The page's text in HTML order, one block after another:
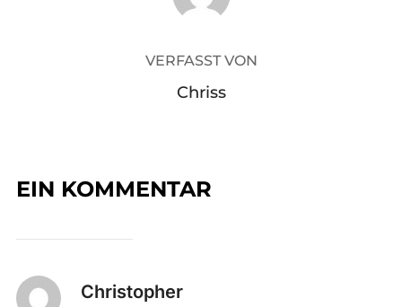
VERFASST VON
Chriss
EIN KOMMENTAR
Christopher